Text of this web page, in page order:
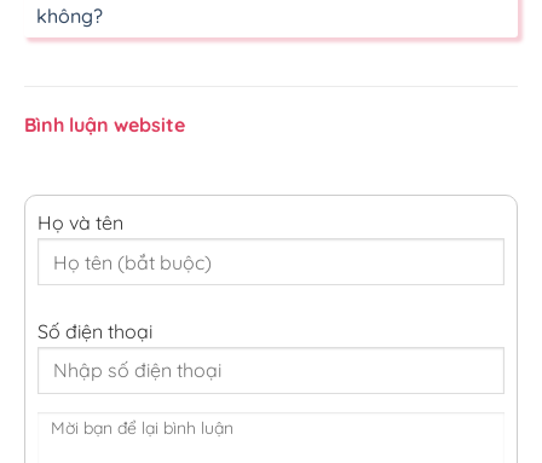
không?
Bình luận website
Họ và tên
Số điện thoại